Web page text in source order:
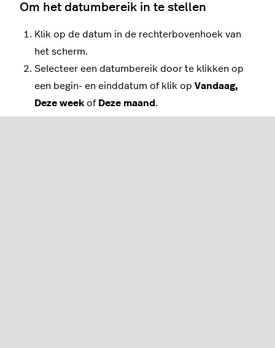
Om het datumbereik in te stellen
Klik op de datum in de rechterbovenhoek van
het scherm.
Selecteer een datumbereik door te klikken op
een begin- en einddatum of klik op Vandaag,
Deze week of Deze maand.